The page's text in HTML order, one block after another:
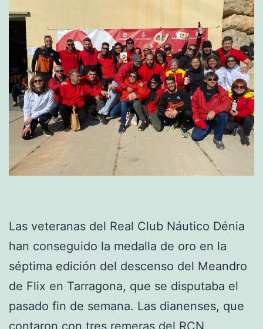
Las veteranas del Real Club Náutico Dénia
han conseguido la medalla de oro en la
séptima edición del descenso del Meandro
de Flix en Tarragona, que se disputaba el
pasado fin de semana. Las dianenses, que
contaron con tres remeras del RCN